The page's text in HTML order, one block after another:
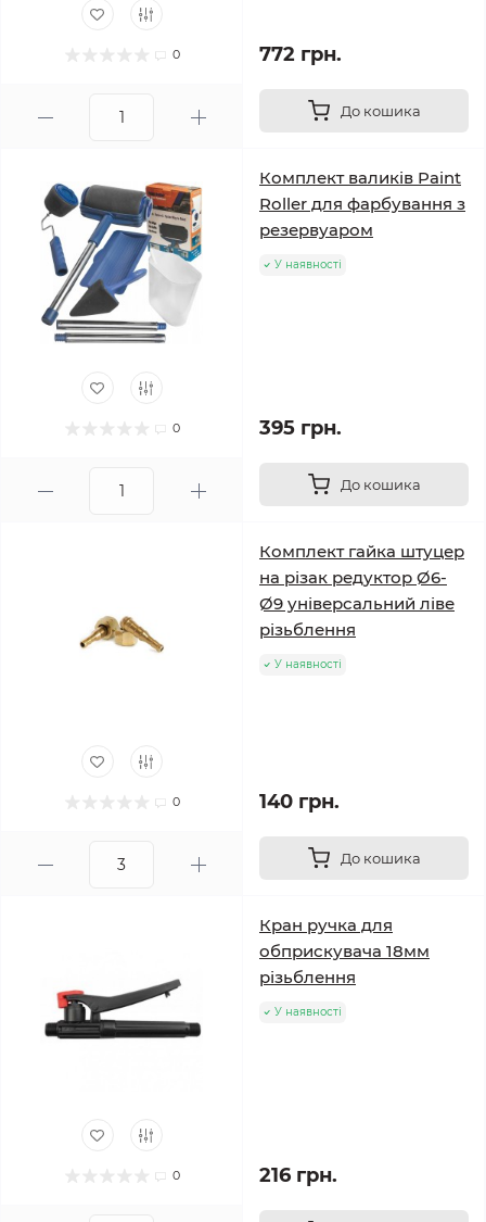
0 772 грн.
До кошика
0
Комплект валиків Paint
Roller для фарбування з
резервуаром
У наявності
395 грн.
До кошика
0
Комплект гайка штуцер
на різак редуктор Ø6-
Ø9 універсальний ліве
різьблення
У наявності
140 грн.
До кошика
0
Кран ручка для
обприскувача 18мм
різьблення
У наявності
216 грн.